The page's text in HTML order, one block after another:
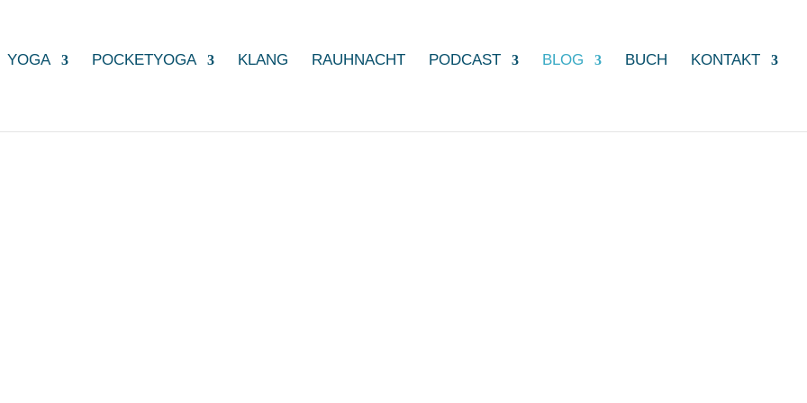
YOGA POCKETYOGA KLANG RAUHNACHT PODCAST BLOG BUCH KONTAKT